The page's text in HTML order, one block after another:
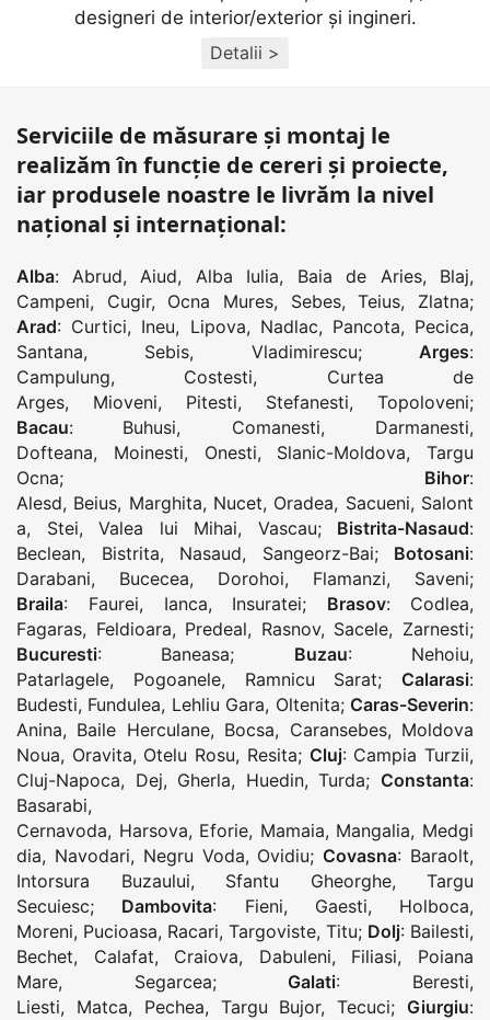
designeri de interior/exterior și ingineri.
Detalii >
Serviciile de măsurare și montaj le
realizăm în funcție de cereri și proiecte,
iar produsele noastre le livrăm la nivel
național și internațional:
Alba: Abrud, Aiud, Alba Iulia, Baia de Aries, Blaj,
Campeni, Cugir, Ocna Mures, Sebes,Teius, Zlatna;
Arad: Curtici, Ineu, Lipova, Nadlac, Pancota, Pecica,
Santana, Sebis, Vladimirescu;Arges:
Campulung, Costesti, Curtea de
Arges, Mioveni, Pitesti, Stefanesti, Topoloveni;
Bacau: Buhusi, Comanesti, Darmanesti,
Dofteana, Moinesti, Onesti, Slanic-Moldova, Targu
Ocna; Bihor:
Alesd, Beius, Marghita, Nucet, Oradea, Sacueni, Salont
a, Stei, Valea lui Mihai, Vascau; Bistrita-Nasaud:
Beclean, Bistrita, Nasaud, Sangeorz-Bai; Botosani:
Darabani, Bucecea, Dorohoi, Flamanzi, Saveni;
Braila: Faurei, Ianca, Insuratei; Brasov: Codlea,
Fagaras, Feldioara, Predeal, Rasnov, Sacele, Zarnesti;
Bucuresti: Baneasa; Buzau: Nehoiu,
Patarlagele, Pogoanele, Ramnicu Sarat; Calarasi:
Budesti, Fundulea, Lehliu Gara, Oltenita; Caras-Severin:
Anina, Baile Herculane, Bocsa, Caransebes, Moldova
Noua, Oravita, Otelu Rosu, Resita; Cluj: Campia Turzii,
Cluj-Napoca, Dej, Gherla, Huedin,Turda; Constanta:
Basarabi,
Cernavoda, Harsova, Eforie, Mamaia, Mangalia, Medgi
dia, Navodari, Negru Voda, Ovidiu; Covasna: Baraolt,
Intorsura Buzaului, Sfantu Gheorghe, Targu
Secuiesc; Dambovita: Fieni, Gaesti, Holboca,
Moreni, Pucioasa, Racari, Targoviste, Titu; Dolj: Bailesti,
Bechet, Calafat, Craiova, Dabuleni, Filiasi, Poiana
Mare, Segarcea; Galati: Beresti,
Liesti, Matca, Pechea, Targu Bujor,Tecuci; Giurgiu: